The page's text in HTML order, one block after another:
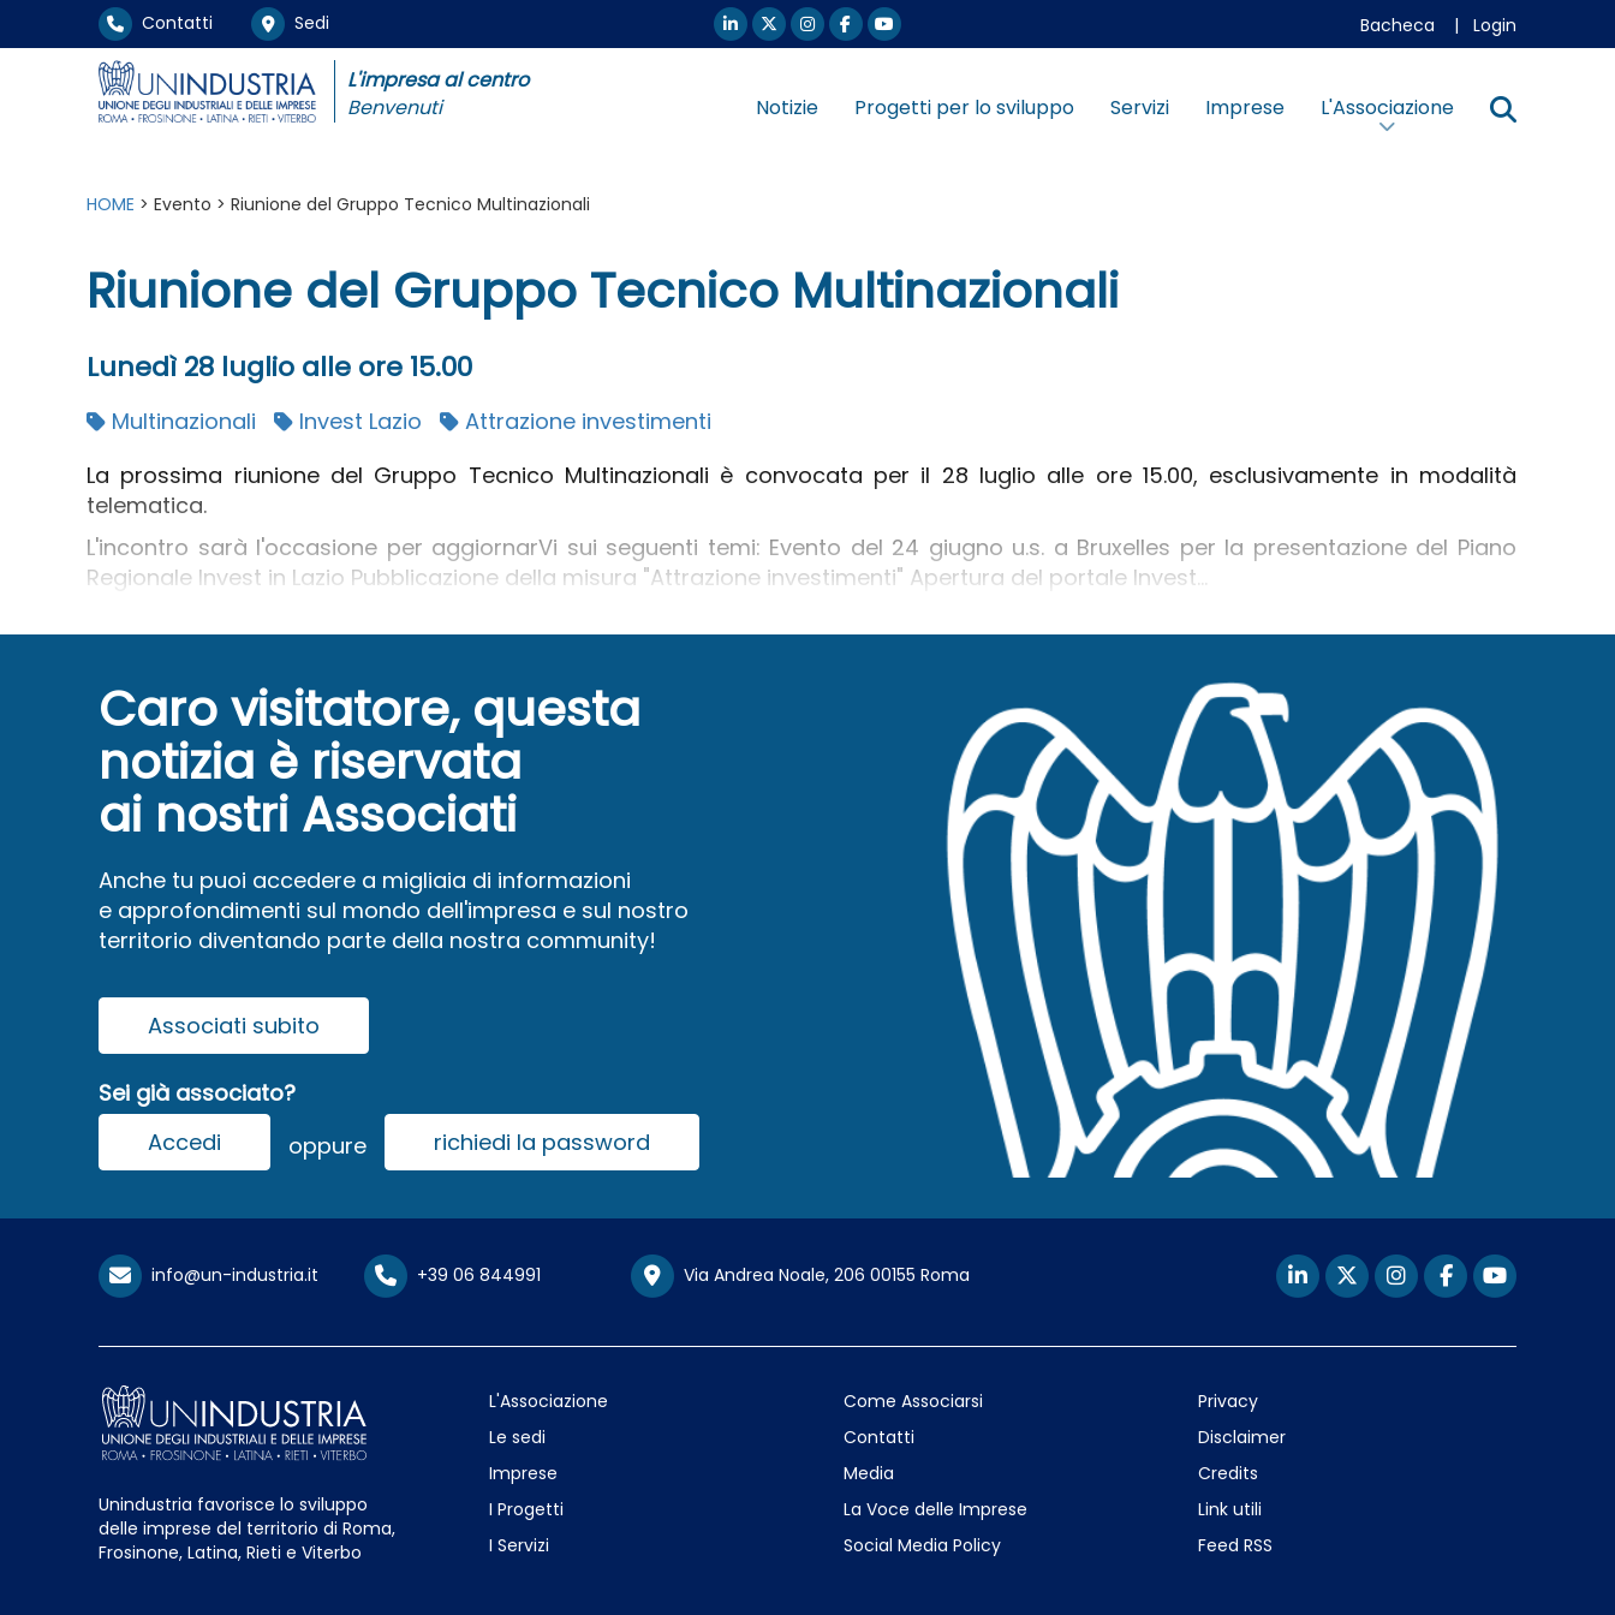
Contatti Sedi Bacheca | Login
L'impresa al centro
Benvenuti
Notizie Progetti per lo sviluppo Servizi Imprese L'Associazione
HOME > Evento > Riunione del Gruppo Tecnico Multinazionali
Riunione del Gruppo Tecnico Multinazionali
Lunedì 28 luglio alle ore 15.00
Multinazionali Invest Lazio
Attrazione investimenti
La prossima riunione del Gruppo Tecnico Multinazionali è convocata per il 28 luglio alle ore 15.00, esclusivamente in modalità
telematica.
L'incontro sarà l'occasione per aggiornarVi sui seguenti temi: Evento del 24 giugno u.s. a Bruxelles per la presentazione del Piano
Regionale Invest in Lazio Pubblicazione della misura "Attrazione investimenti" Apertura del portale Invest...
Caro visitatore, questa
notizia è riservata
ai nostri Associati
Anche tu puoi accedere a migliaia di informazioni
e approfondimenti sul mondo dell'impresa e sul nostro
territorio diventando parte della nostra community!
Associati subito
Sei già associato?
Accedi
oppure richiedi la password
info@un-industria.it +39 06 844991 Via Andrea Noale, 206 00155 Roma
Unindustria favorisce lo sviluppo
delle imprese del territorio di Roma,
Frosinone, Latina, Rieti e Viterbo
L'Associazione
Le sedi
Imprese
I Progetti
I Servizi
Come Associarsi
Contatti
Media
La Voce delle Imprese
Social Media Policy
Privacy
Disclaimer
Credits
Link utili
Feed RSS